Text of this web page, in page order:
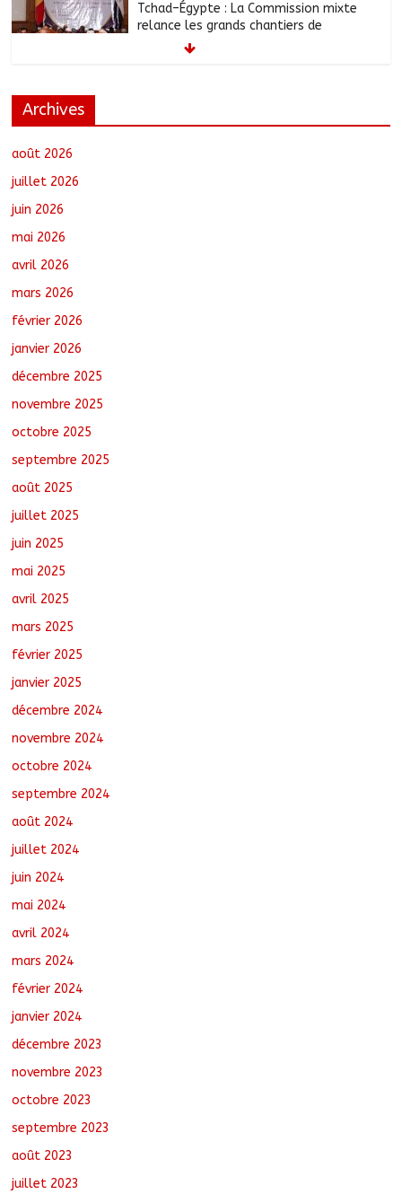
Tchad–Égypte : La Commission mixte
relance les grands chantiers de
coopération
les progrès du Tchad en matière de
Archives
août 2026
juillet 2026
juin 2026
mai 2026
avril 2026
mars 2026
février 2026
janvier 2026
décembre 2025
novembre 2025
octobre 2025
septembre 2025
août 2025
juillet 2025
juin 2025
mai 2025
avril 2025
mars 2025
février 2025
janvier 2025
décembre 2024
novembre 2024
octobre 2024
septembre 2024
août 2024
juillet 2024
juin 2024
mai 2024
avril 2024
mars 2024
février 2024
janvier 2024
décembre 2023
novembre 2023
octobre 2023
septembre 2023
août 2023
juillet 2023